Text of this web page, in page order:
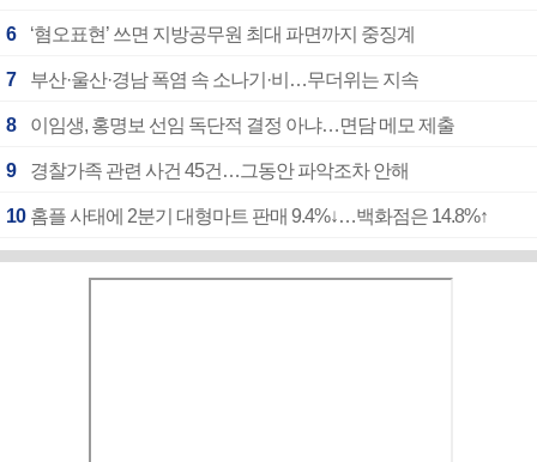
6 ‘혐오표현’ 쓰면 지방공무원 최대 파면까지 중징계
7 부산·울산·경남 폭염 속 소나기·비…무더위는 지속
8 이임생, 홍명보 선임 독단적 결정 아냐…면담 메모 제출
9 경찰가족 관련 사건 45건…그동안 파악조차 안해
10 홈플 사태에 2분기 대형마트 판매 9.4%↓…백화점은 14.8%↑